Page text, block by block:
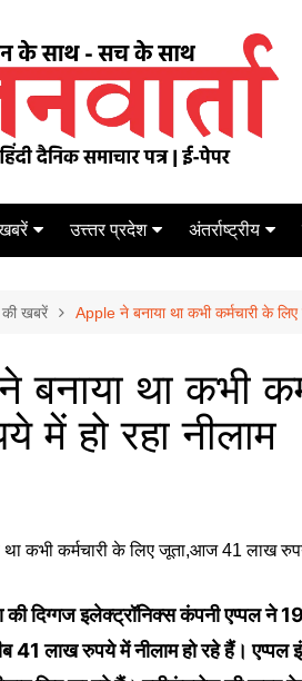
पटना
उत्त्तर प्रदेश
कानपुर
आज़मगढ़
ग़ाज़ीपुर
लखनऊ
अंतर्राष्ट्रीय
की खबरें Apple ने बनाया था कभी कर्मचारी के
बनाया था कभी
में हो रहा नीलाम
की दिग्गज इलेक्ट्रॉनिक्स कंपनी एप्पल
लाख रुपये में नीलाम हो रहे हैं। एप्पल